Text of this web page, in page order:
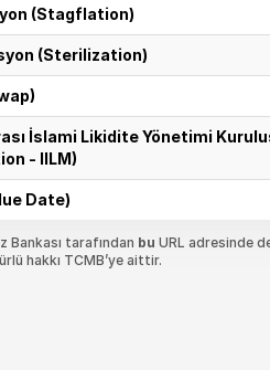
(Stagflation)
(Sterilization)
İslami Likidite Yönetimi
- IILM)
Date)
Bankası tarafından bu URL adresinde
hakkı TCMB’ye aittir.